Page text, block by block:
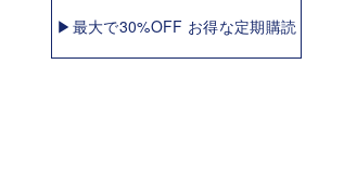
▶最大で30%OFF お得な定期購読